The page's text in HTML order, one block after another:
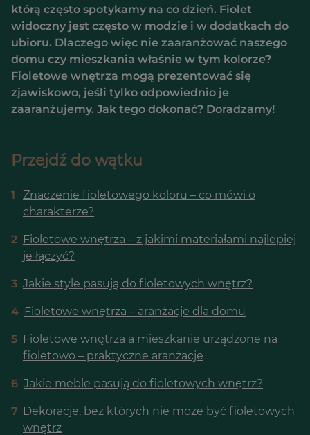
którą często spotykamy na co dzień. Fiolet
widoczny jest często w modzie i w dodatkach do
ubioru. Dlaczego więc nie zaaranżować naszego
domu czy mieszkania właśnie w tym kolorze?
Fioletowe wnętrza mogą prezentować się
zjawiskowo, jeśli tylko odpowiednio je
zaaranżujemy. Jak tego dokonać? Doradzamy!
Przejdź do wątku
1
Znaczenie fioletowego koloru – co mówi o
charakterze?
2 Fioletowe wnętrza – z jakimi materiałami najlepiej
je łączyć?
3 Jakie style pasują do fioletowych wnętrz?
4 Fioletowe wnętrza – aranżacje dla domu
5 Fioletowe wnętrza a mieszkanie urządzone na
fioletowo – praktyczne aranżacje
6 Jakie meble pasują do fioletowych wnętrz?
7 Dekoracje, bez których nie może być fioletowych
wnętrz